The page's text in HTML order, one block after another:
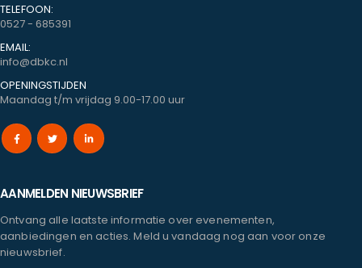
TELEFOON:
0527 - 685391
EMAIL:
info@dbkc.nl
OPENINGSTIJDEN
Maandag t/m vrijdag 9.00-17.00 uur
AANMELDEN NIEUWSBRIEF
Ontvang alle laatste informatie over evenementen,
aanbiedingen en acties. Meld u vandaag nog aan voor onze
nieuwsbrief.